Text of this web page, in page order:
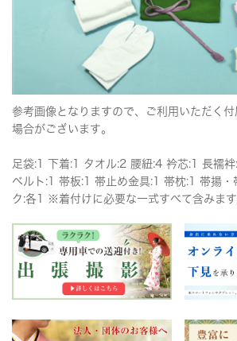
参考画像となりますので、ご利用いただく
場合がございます。
足袋:1 下着:1 タオル:2 腰紐:4 衿芯:1 長襦
ベルト:1 帯板:1 帯止め金具:1 帯枕:1 帯揚・
ク:各1 ※着付けに必要な一式すべて含みます